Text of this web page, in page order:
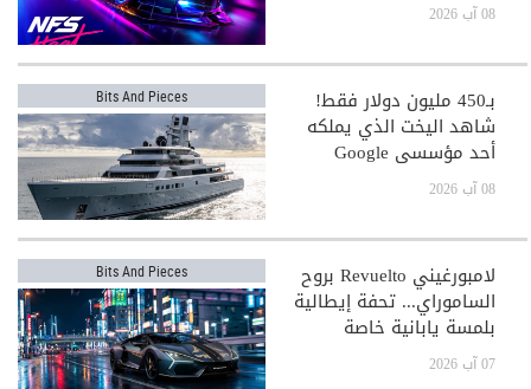
08 آب 2026
Bits And Pieces بـ450 مليون دولار فقط!
شاهد اليخت الذي يملكه
أحد مؤسسي Google
08 آب 2026
Bits And Pieces لامبورغيني Revuelto بروح
الساموراي... تحفة إيطالية
بلمسة يابانية خاصة
07 آب 2026